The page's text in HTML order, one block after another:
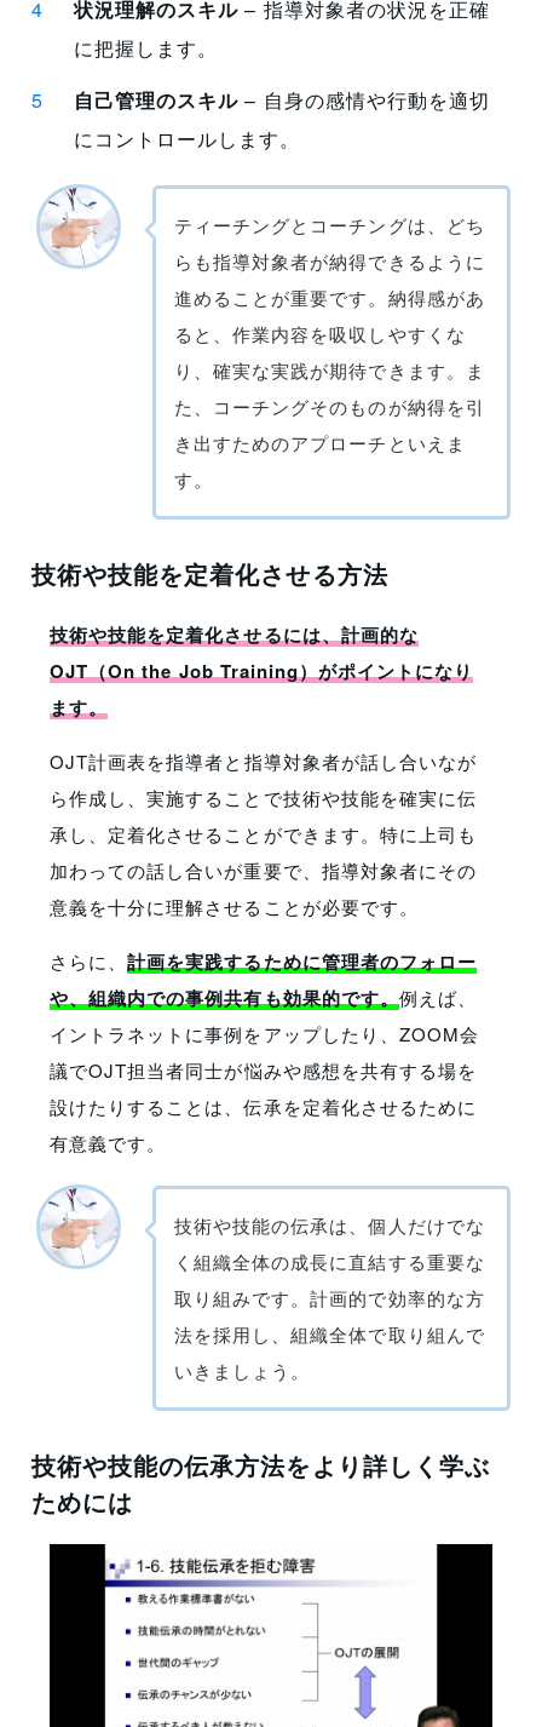
状況理解のスキル – 指導対象者の状況を正確
に把握します。
自己管理のスキル – 自身の感情や行動を適切
にコントロールします。
ティーチングとコーチングは、どち
らも指導対象者が納得できるように
進めることが重要です。納得感があ
ると、作業内容を吸収しやすくな
り、確実な実践が期待できます。ま
た、コーチングそのものが納得を引
き出すためのアプローチといえま
す。
技術や技能を定着化させる方法
技術や技能を定着化させるには、計画的な
OJT（On the Job Training）がポイントになり
ます。
OJT計画表を指導者と指導対象者が話し合いなが
ら作成し、実施することで技術や技能を確実に伝
承し、定着化させることができます。特に上司も
加わっての話し合いが重要で、指導対象者にその
意義を十分に理解させることが必要です。
さらに、計画を実践するために管理者のフォロー
や、組織内での事例共有も効果的です。例えば、
イントラネットに事例をアップしたり、ZOOM会
議でOJT担当者同士が悩みや感想を共有する場を
設けたりすることは、伝承を定着化させるために
有意義です。
技術や技能の伝承は、個人だけでな
く組織全体の成長に直結する重要な
取り組みです。計画的で効率的な方
法を採用し、組織全体で取り組んで
いきましょう。
技術や技能の伝承方法をより詳しく学ぶ
ためには